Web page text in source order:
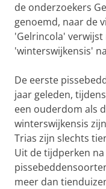
de onderzoekers
genoemd, naar de
'Gelrincola'
'winterswijkensis'
De eerste
jaar geleden,
een ouderdom als
winterswijkensis
Trias zijn slechts
Uit de tijdperken
meer dan